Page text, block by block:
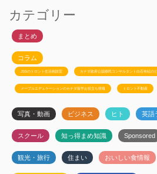
カテゴリー
まとめ
コラム
JSSのトロント生活相談室 カナダ政府公認移民コンサルタント白石有紀の
メープルエデュケーションのカナダ留学お役立ち情報 トロント不動産
写真・動画 ビジネス ヒト 英語
スクール 知っ得まめ知識 Sponsored
観光・旅行 住まい おいしい食情報